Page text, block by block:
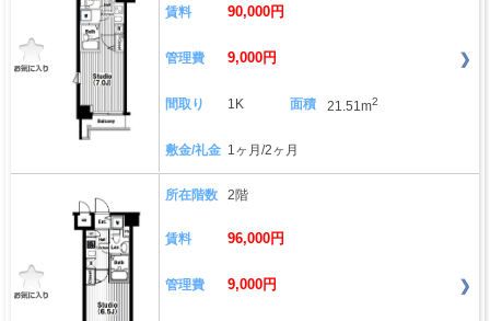
賃料 90,000円
管理費 9,000円
間取り 1K 面積 21.51m2
敷金/礼金 1ヶ月/2ヶ月
所在階数 2階
賃料 96,000円
管理費 9,000円